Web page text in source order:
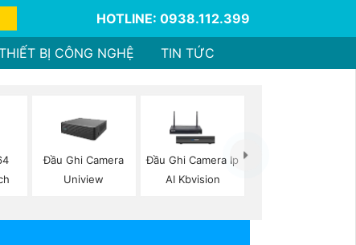
HOTLINE: 0938.112.399
BỊ CÔNG NGHỆ TIN TỨC
Đầu Ghi Camera
Uniview
Đầu Ghi Camera Ip
AI Kbvision